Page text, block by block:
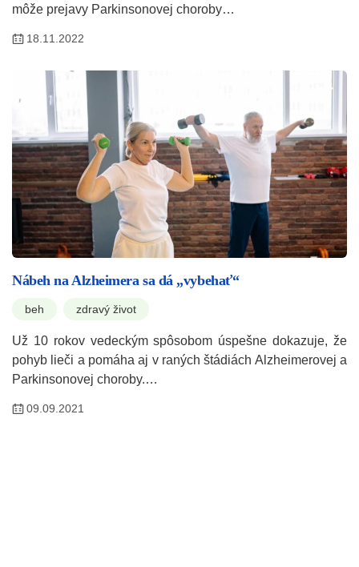
môže prejavy Parkinsonovej choroby…
18.11.2022
Nábeh na Alzheimera sa dá „vybehať“
beh zdravý život
Už 10 rokov vedeckým spôsobom úspešne dokazuje, že
pohyb lieči a pomáha aj v raných štádiách Alzheimerovej a
Parkinsonovej choroby.…
09.09.2021